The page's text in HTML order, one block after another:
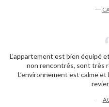
―
L’appartement est bien équipé
non rencontrés, sont très
L’environnement est calme
―